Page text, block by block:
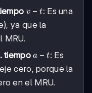
v-
t
v − t: Es una
ya que la
MRU.
tiempoa-
a − t: Es
cero, porque la
en el MRU.